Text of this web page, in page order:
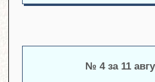
№ 4 за 11